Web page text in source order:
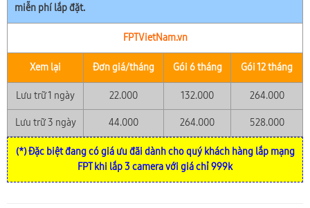
miễn phí lắp đặt.
FPTVietNam.vn
Xem lại Đơn giá/tháng Gói 6 tháng Gói 12 tháng
Lưu trữ 1 ngày 22.000 132.000 264.000
Lưu trữ 3 ngày 44.000 264.000 528.000
(*) Đặc biệt đang có giá ưu đãi dành cho quý khách hàng lắp mạng
FPT khi lắp 3 camera với giá chỉ 999k